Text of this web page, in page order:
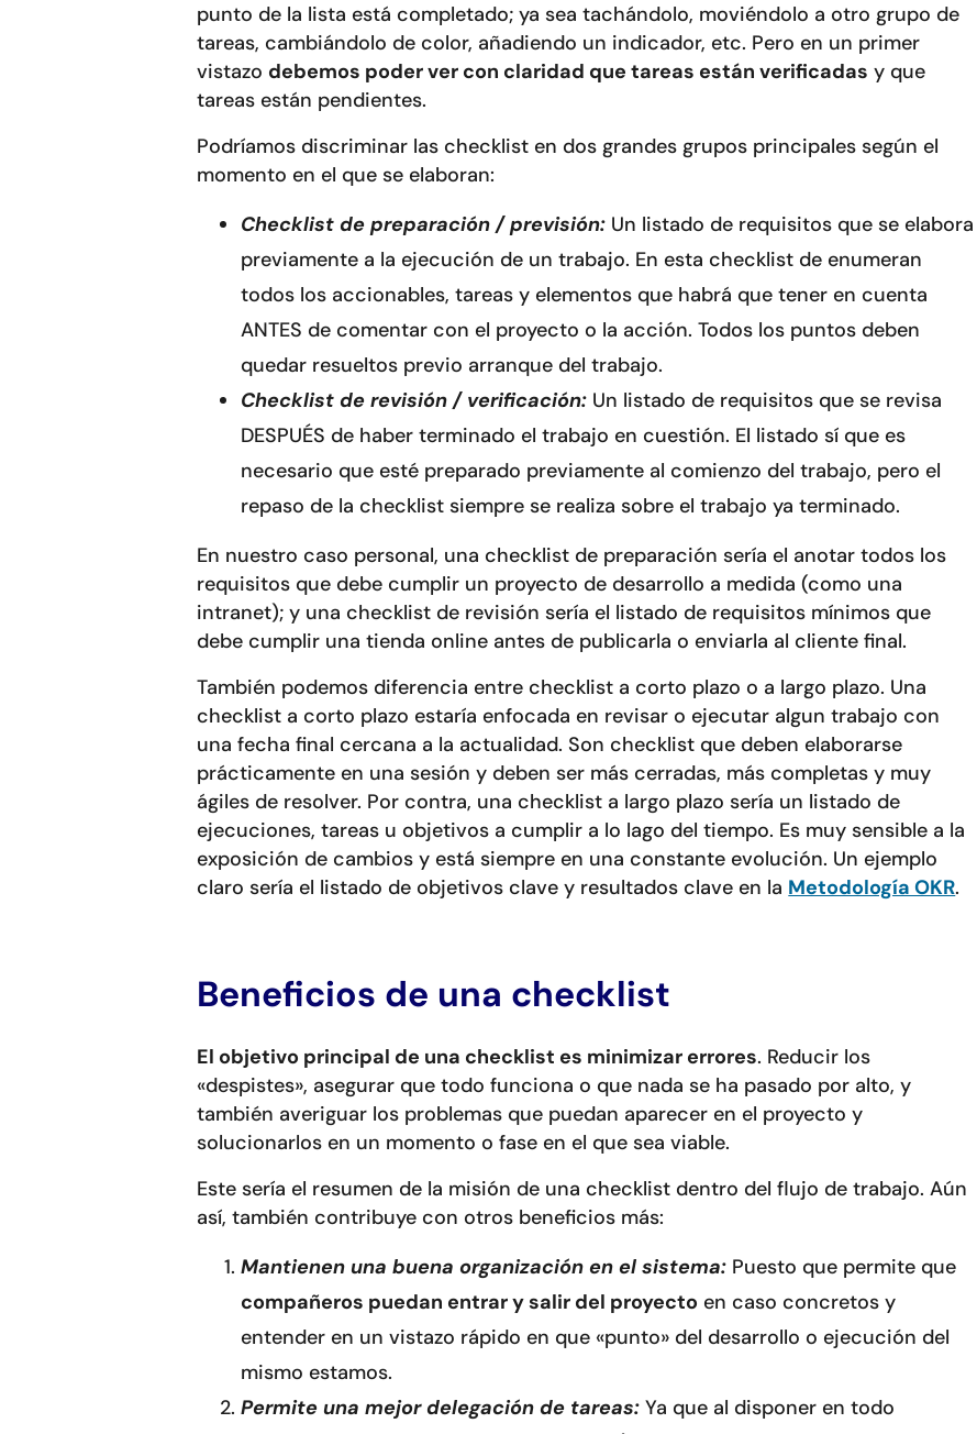
punto de la lista está completado; ya sea tachándolo, moviéndolo a otro grupo de
tareas, cambiándolo de color, añadiendo un indicador, etc. Pero en un primer
vistazo debemos poder ver con claridad que tareas están verificadas y que
tareas están pendientes.
Podríamos discriminar las checklist en dos grandes grupos principales según el
momento en el que se elaboran:
Checklist de preparación / previsión: Un listado de requisitos que se elabora
previamente a la ejecución de un trabajo. En esta checklist de enumeran
todos los accionables, tareas y elementos que habrá que tener en cuenta
ANTES de comentar con el proyecto o la acción. Todos los puntos deben
quedar resueltos previo arranque del trabajo.
Checklist de revisión / verificación: Un listado de requisitos que se revisa
DESPUÉS de haber terminado el trabajo en cuestión. El listado sí que es
necesario que esté preparado previamente al comienzo del trabajo, pero el
repaso de la checklist siempre se realiza sobre el trabajo ya terminado.
En nuestro caso personal, una checklist de preparación sería el anotar todos los
requisitos que debe cumplir un proyecto de desarrollo a medida (como una
intranet); y una checklist de revisión sería el listado de requisitos mínimos que
debe cumplir una tienda online antes de publicarla o enviarla al cliente final.
También podemos diferencia entre checklist a corto plazo o a largo plazo. Una
checklist a corto plazo estaría enfocada en revisar o ejecutar algun trabajo con
una fecha final cercana a la actualidad. Son checklist que deben elaborarse
prácticamente en una sesión y deben ser más cerradas, más completas y muy
ágiles de resolver. Por contra, una checklist a largo plazo sería un listado de
ejecuciones, tareas u objetivos a cumplir a lo lago del tiempo. Es muy sensible a la
exposición de cambios y está siempre en una constante evolución. Un ejemplo
claro sería el listado de objetivos clave y resultados clave en la Metodología OKR.
Beneficios de una checklist
El objetivo principal de una checklist es minimizar errores. Reducir los
«despistes», asegurar que todo funciona o que nada se ha pasado por alto, y
también averiguar los problemas que puedan aparecer en el proyecto y
solucionarlos en un momento o fase en el que sea viable.
Este sería el resumen de la misión de una checklist dentro del flujo de trabajo. Aún
así, también contribuye con otros beneficios más:
Mantienen una buena organización en el sistema: Puesto que permite que
compañeros puedan entrar y salir del proyecto en caso concretos y
entender en un vistazo rápido en que «punto» del desarrollo o ejecución del
mismo estamos.
Permite una mejor delegación de tareas: Ya que al disponer en todo